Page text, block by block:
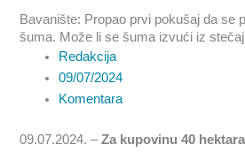
Bavanište: Propao prvi pokušaj da se
šuma. Može li se šuma izvući iz
Redakcija
09/07/2024
Komentara
09.07.2024. –Za kupovinu 40